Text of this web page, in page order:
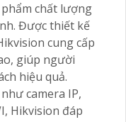
chất lượng
Được thiết kế
cung cấp
giúp người
hiệu quả.
camera IP,
Hikvision đáp